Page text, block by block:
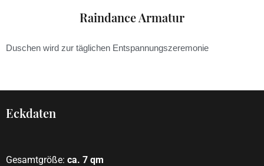
Raindance Armatur
Duschen wird zur täglichen Entspannungszeremonie
Eckdaten
Gesamtgröße: ca. 7 qm